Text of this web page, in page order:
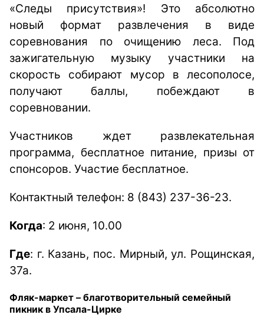
«Следы присутствия»! Это абсолютно
новый формат развлечения в виде
соревнования по очищению леса. Под
зажигательную музыку участники на
скорость собирают мусор в лесополосе,
получают баллы, побеждают в
соревновании.
Участников ждет развлекательная
программа, бесплатное питание, призы от
спонсоров. Участие бесплатное.
Контактный телефон: 8 (843) 237-36-23.
Когда: 2 июня, 10.00
Где: г. Казань, пос. Мирный, ул. Рощинская,
37а.
Фляк-маркет – благотворительный семейный
пикник в Упсала-Цирке